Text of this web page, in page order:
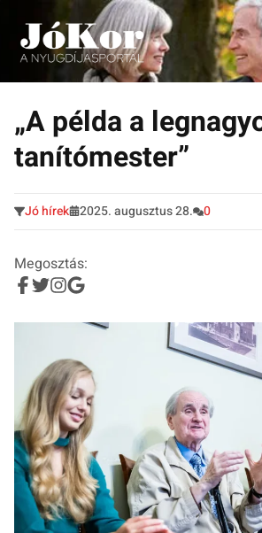
Tovább
tartalomra
Tudnivalók, érdekességek idősek
„A példa a
tanítómester”
Jó hírek 2025. augusztus 28. 0
Megosztás: